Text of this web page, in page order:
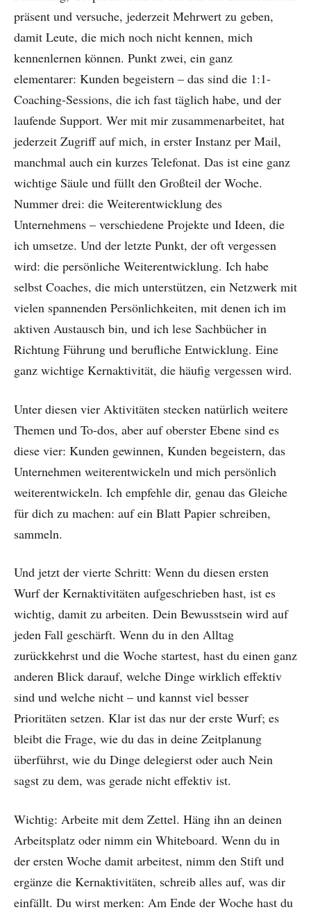
präsent und versuche, jederzeit Mehrwert zu geben,
damit Leute, die mich noch nicht kennen, mich
kennenlernen können. Punkt zwei, ein ganz
elementarer: Kunden begeistern – das sind die 1:1-
Coaching-Sessions, die ich fast täglich habe, und der
laufende Support. Wer mit mir zusammenarbeitet, hat
jederzeit Zugriff auf mich, in erster Instanz per Mail,
manchmal auch ein kurzes Telefonat. Das ist eine ganz
wichtige Säule und füllt den Großteil der Woche.
Nummer drei: die Weiterentwicklung des
Unternehmens – verschiedene Projekte und Ideen, die
ich umsetze. Und der letzte Punkt, der oft vergessen
wird: die persönliche Weiterentwicklung. Ich habe
selbst Coaches, die mich unterstützen, ein Netzwerk mit
vielen spannenden Persönlichkeiten, mit denen ich im
aktiven Austausch bin, und ich lese Sachbücher in
Richtung Führung und berufliche Entwicklung. Eine
ganz wichtige Kernaktivität, die häufig vergessen wird.
Unter diesen vier Aktivitäten stecken natürlich weitere
Themen und To-dos, aber auf oberster Ebene sind es
diese vier: Kunden gewinnen, Kunden begeistern, das
Unternehmen weiterentwickeln und mich persönlich
weiterentwickeln. Ich empfehle dir, genau das Gleiche
für dich zu machen: auf ein Blatt Papier schreiben,
sammeln.
Und jetzt der vierte Schritt: Wenn du diesen ersten
Wurf der Kernaktivitäten aufgeschrieben hast, ist es
wichtig, damit zu arbeiten. Dein Bewusstsein wird auf
jeden Fall geschärft. Wenn du in den Alltag
zurückkehrst und die Woche startest, hast du einen ganz
anderen Blick darauf, welche Dinge wirklich effektiv
sind und welche nicht – und kannst viel besser
Prioritäten setzen. Klar ist das nur der erste Wurf; es
bleibt die Frage, wie du das in deine Zeitplanung
überführst, wie du Dinge delegierst oder auch Nein
sagst zu dem, was gerade nicht effektiv ist.
Wichtig: Arbeite mit dem Zettel. Häng ihn an deinen
Arbeitsplatz oder nimm ein Whiteboard. Wenn du in
der ersten Woche damit arbeitest, nimm den Stift und
ergänze die Kernaktivitäten, schreib alles auf, was dir
einfällt. Du wirst merken: Am Ende der Woche hast du